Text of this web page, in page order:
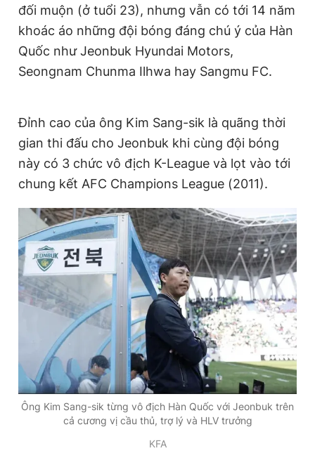
đối muộn (ở tuổi 23), nhưng vẫn có tới 14 năm
khoác áo những đội bóng đáng chú ý của Hàn
Quốc như Jeonbuk Hyundai Motors,
Seongnam Chunma Ilhwa hay Sangmu FC.
Đỉnh cao của ông Kim Sang-sik là quãng thời
gian thi đấu cho Jeonbuk khi cùng đội bóng
này có 3 chức vô địch K-League và lọt vào tới
chung kết AFC Champions League (2011).
Ông Kim Sang-sik từng vô địch Hàn Quốc với Jeonbuk trên
cả cương vị cầu thủ, trợ lý và HLV trưởng
KFA